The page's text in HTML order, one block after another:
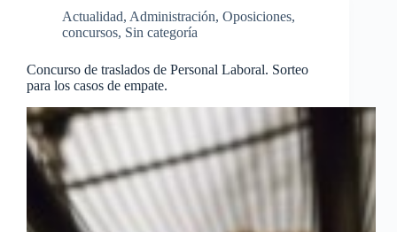
Actualidad, Administración, Oposiciones,
concursos, Sin categoría
Concurso de traslados de Personal Laboral. Sorteo
para los casos de empate.